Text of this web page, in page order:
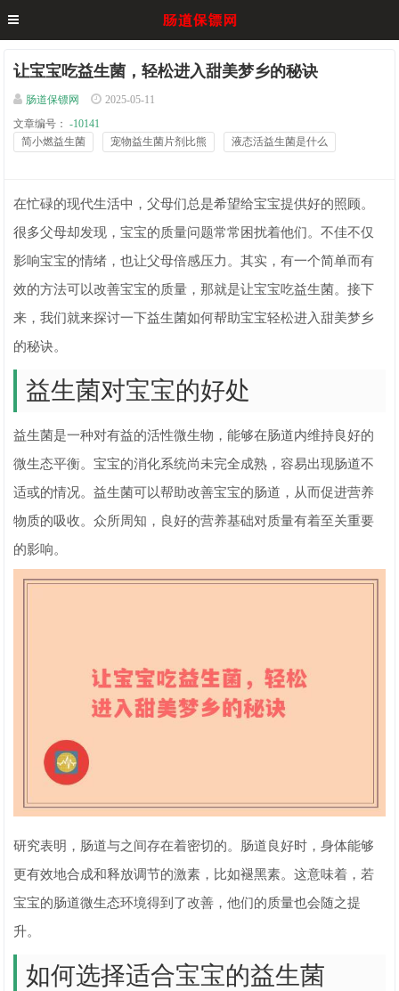
让宝宝吃益生菌，轻松进入甜美梦乡的秘诀
肠道保镖网
2025-05-11
文章编号：
-10141
简小燃益生菌
宠物益生菌片剂比熊 液态活益生菌是什么
在忙碌的现代生活中，父母们总是希望给宝宝提供好的照顾。
很多父母却发现，宝宝的质量问题常常困扰着他们。不佳不仅
影响宝宝的情绪，也让父母倍感压力。其实，有一个简单而有
效的方法可以改善宝宝的质量，那就是让宝宝吃益生菌。接下
来，我们就来探讨一下益生菌如何帮助宝宝轻松进入甜美梦乡
的秘诀。
益生菌对宝宝的好处
益生菌是一种对有益的活性微生物，能够在肠道内维持良好的
微生态平衡。宝宝的消化系统尚未完全成熟，容易出现肠道不
适或的情况。益生菌可以帮助改善宝宝的肠道，从而促进营养
物质的吸收。众所周知，良好的营养基础对质量有着至关重要
的影响。
研究表明，肠道与之间存在着密切的。肠道良好时，身体能够
更有效地合成和释放调节的激素，比如褪黑素。这意味着，若
宝宝的肠道微生态环境得到了改善，他们的质量也会随之提
升。
如何选择适合宝宝的益生菌